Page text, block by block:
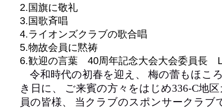
2.国旗に敬礼
3.国歌斉唱
4.ライオンズクラブの歌合唱
5.物故会員に黙祷
6.歓迎の言葉 40周年記念大会大会委員長
令和時代の初春を迎え、
梅の蕾もほこ
き日に、
ご来賓の方々をはじめ336-C地
員の皆様、
当クラブのスポンサークラブ